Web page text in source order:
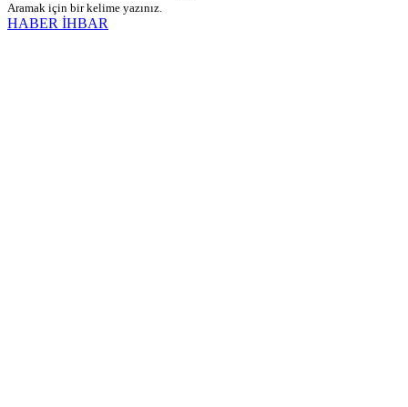
Aramak için bir kelime yazınız.
HABER İHBAR